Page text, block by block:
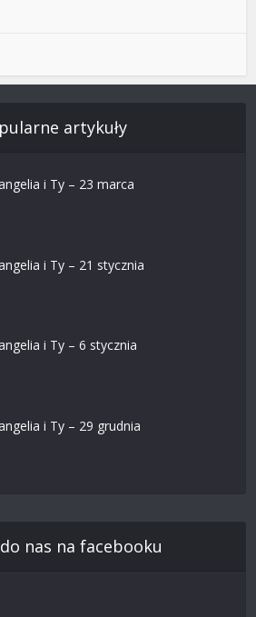
artykuły
i Ty – 23 marca
i Ty – 21 stycznia
i Ty – 6 stycznia
i Ty – 29 grudnia
do nas na facebooku